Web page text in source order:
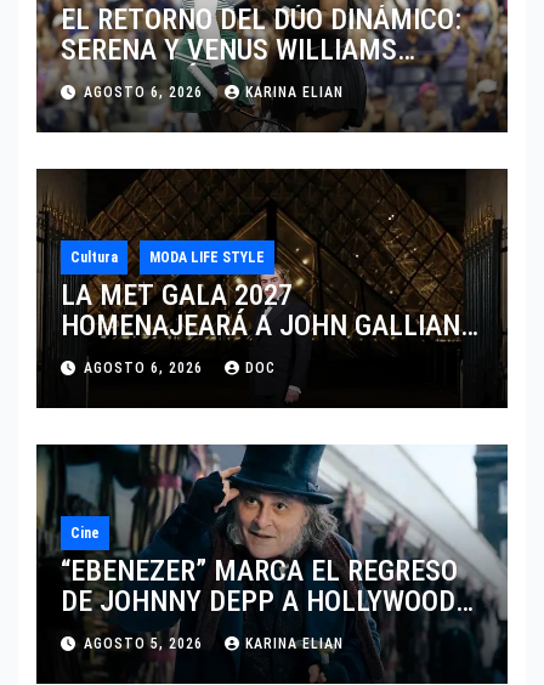
EL RETORNO DEL DÚO DINÁMICO:
SERENA Y VENUS WILLIAMS
DISPUTARÁN LOS DOBLES EN
CINCINNATI 2026
AGOSTO 6, 2026 KARINA ELIAN
Cultura MODA LIFE STYLE
LA MET GALA 2027
HOMENAJEARÁ A JOHN GALLIANO
MARCANDO EL REGRESO DEL REY
DEL DRAMATISMO
AGOSTO 6, 2026 DOC
Cine
“EBENEZER” MARCA EL REGRESO
DE JOHNNY DEPP A HOLLYWOOD
TRAS SU PASO POR EL CINE
INDEPENDIENTE EUROPEO
AGOSTO 5, 2026 KARINA ELIAN